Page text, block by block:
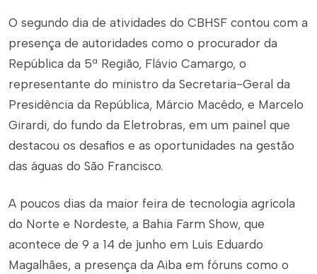
O segundo dia de atividades do CBHSF contou com a
presença de autoridades como o procurador da
República da 5ª Região, Flávio Camargo, o
representante do ministro da Secretaria-Geral da
Presidência da República, Márcio Macêdo, e Marcelo
Girardi, do fundo da Eletrobras, em um painel que
destacou os desafios e as oportunidades na gestão
das águas do São Francisco.
A poucos dias da maior feira de tecnologia agrícola
do Norte e Nordeste, a Bahia Farm Show, que
acontece de 9 a 14 de junho em Luís Eduardo
Magalhães, a presença da Aiba em fóruns como o